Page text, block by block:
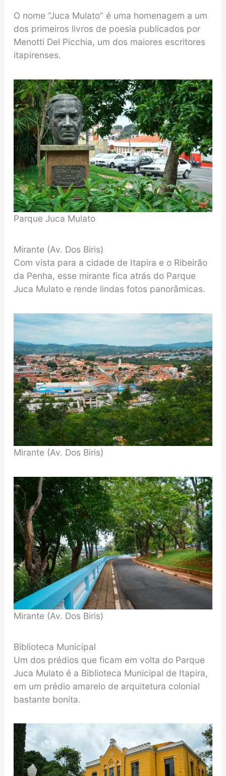
O nome “Juca Mulato” é uma homenagem a um
dos primeiros livros de poesia publicados por
Menotti Del Picchia, um dos maiores escritores
itapirenses.
Parque Juca Mulato
Mirante (Av. Dos Biris)
Com vista para a cidade de Itapira e o Ribeirão
da Penha, esse mirante fica atrás do Parque
Juca Mulato e rende lindas fotos panorâmicas.
Mirante (Av. Dos Biris)
Mirante (Av. Dos Biris)
Biblioteca Municipal
Um dos prédios que ficam em volta do Parque
Juca Mulato é a Biblioteca Municipal de Itapira,
em um prédio amarelo de arquitetura colonial
bastante bonita.